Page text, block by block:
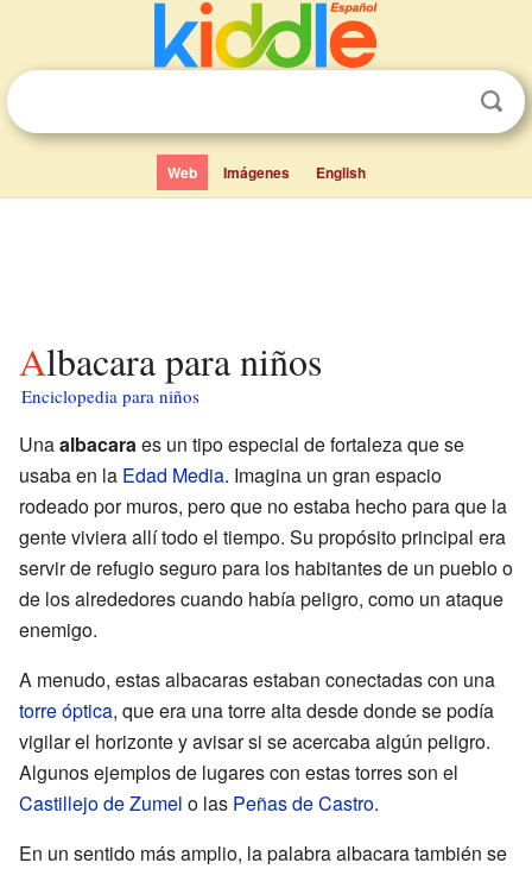
Web Imágenes English
Albacara para niños
Enciclopedia para niños
Unaalbacaraes un tipo especial de fortaleza que se
usaba en la Edad Media. Imagina un gran espacio
rodeado por muros, pero que no estaba hecho para que la
gente viviera allí todo el tiempo. Su propósito principal era
servir de refugio seguro para los habitantes de un pueblo o
de los alrededores cuando había peligro, como un ataque
enemigo.
A menudo, estas albacaras estaban conectadas con una
torre óptica, que era una torre alta desde donde se podía
vigilar el horizonte y avisar si se acercaba algún peligro.
Algunos ejemplos de lugares con estas torres son el
Castillejo de Zumel o las Peñas de Castro.
En un sentido más amplio, la palabra albacara también se